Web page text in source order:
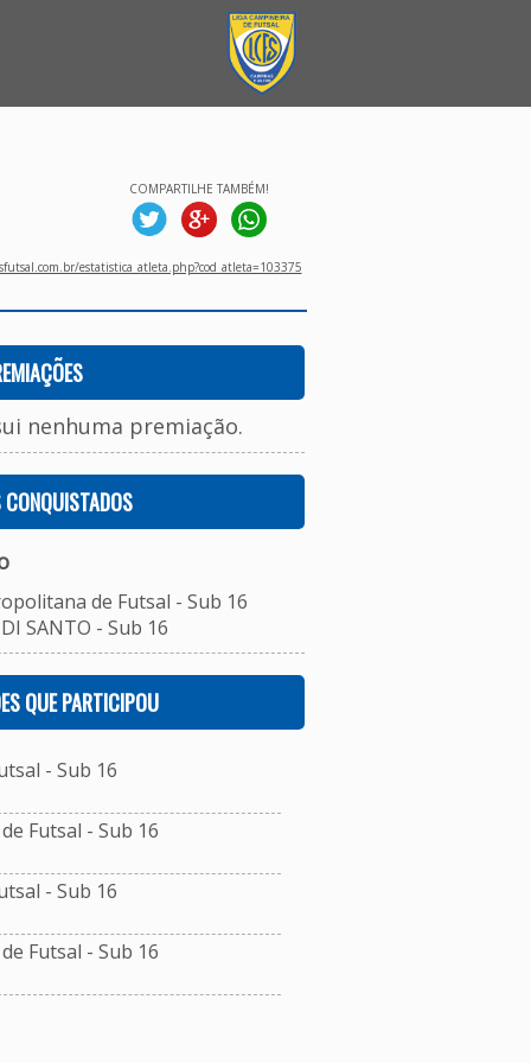
COMPARTILHE TAMBÉM!
estatistica_atleta.php?cod_atleta=103375
nenhuma premiação.
de Futsal - Sub 16
SANTO - Sub 16
QUE PARTICIPOU
- Sub 16
Futsal - Sub 16
- Sub 16
Futsal - Sub 16